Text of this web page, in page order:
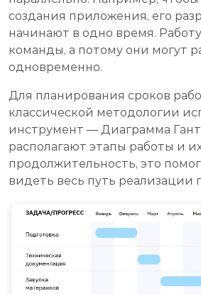
создания приложения, его
начинают в одно время.
команды, а потому они могут
одновременно.
Для планирования сроков
классической методологии
инструмент — Диаграмма
располагают этапы работы и
продолжительность, это
видеть весь путь реализации